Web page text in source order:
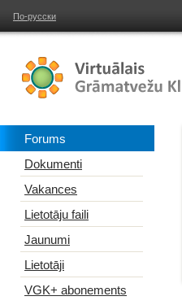
По-русски
Forums
Dokumenti
Vakances
Lietotāju faili
Jaunumi
Lietotāji
VGK+ abonements